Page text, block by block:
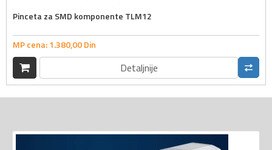
Pinceta za SMD komponente TLM12
MP cena:1.380,00Din
Detaljnije